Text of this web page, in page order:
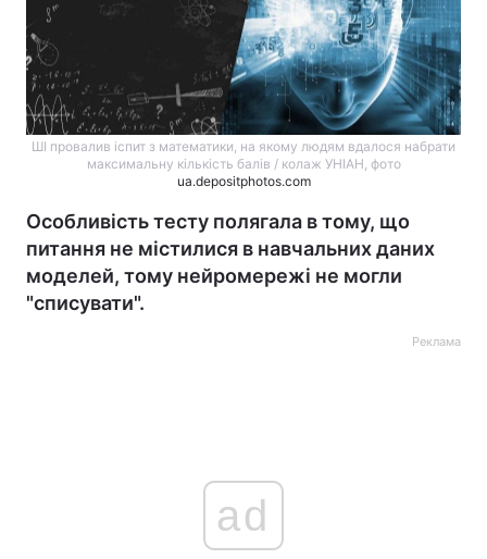
ШІ провалив іспит з математики, на якому людям вдалося набрати
максимальну кількість балів / колаж УНІАН, фото
ua.depositphotos.com
Особливість тесту полягала в тому, що
питання не містилися в навчальних даних
моделей, тому нейромережі не могли
"списувати".
Реклама
ad